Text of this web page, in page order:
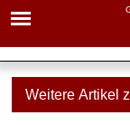
Weitere Artikel
Navigator-
Navigator-
Medizin.de
▾